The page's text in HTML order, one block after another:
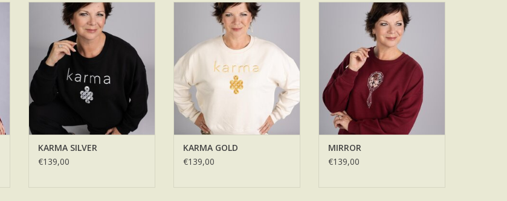
KARMA SILVER
TOEVOEGEN AAN WINKELWAGEN
KARMA SILVER
€139,00
KARMA GOLD
TOEVOEGEN AAN WINKELWAGEN
KARMA GOLD
€139,00
MIRROR
TOEVOEGEN AAN WINKELWAGEN
MIRROR
€139,00